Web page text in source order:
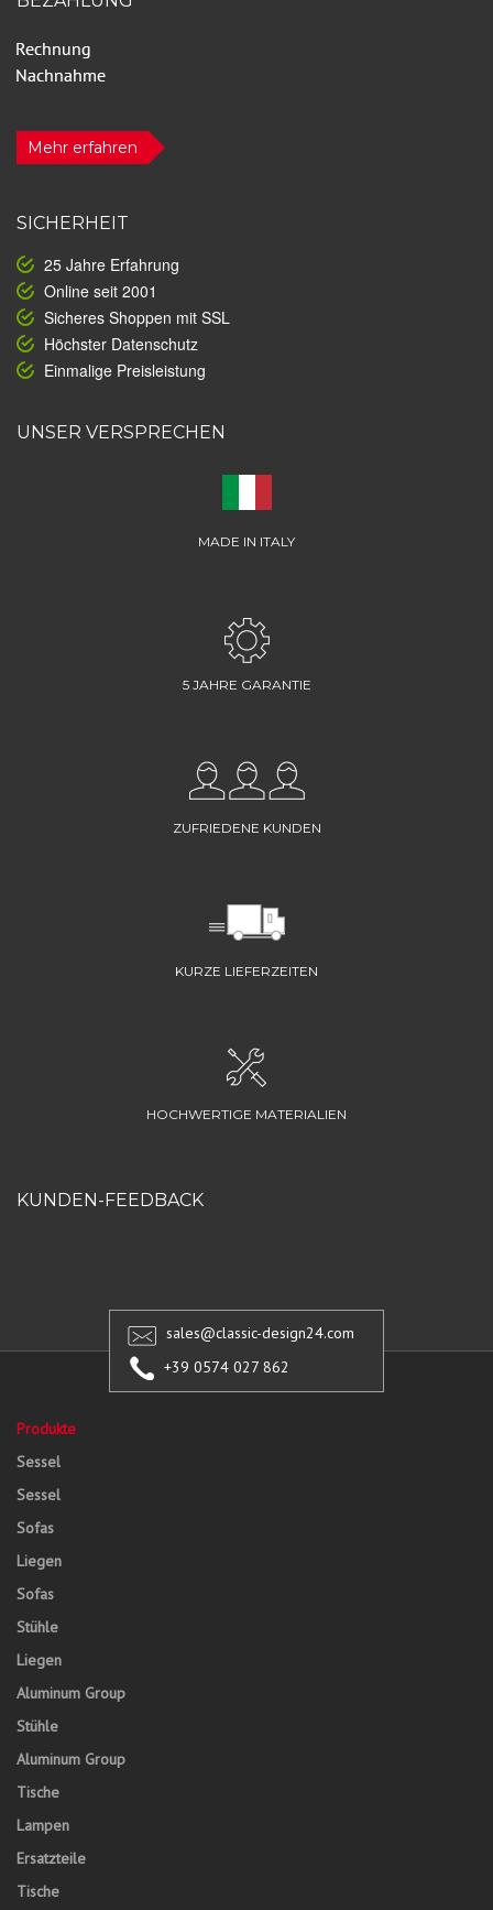
Mehr erfahren
SICHERHEIT
25 Jahre Erfahrung
Online seit 2001
Sicheres Shoppen mit SSL
Höchster Datenschutz
Einmalige Preisleistung
UNSER VERSPRECHEN
MADE IN ITALY
5 JAHRE GARANTIE
ZUFRIEDENE KUNDEN
KURZE LIEFERZEITEN
HOCHWERTIGE MATERIALIEN
KUNDEN-FEEDBACK
sales@classic-design24.com
+39 0574 027 862
Produkte
Sessel
Sessel
Sofas
Liegen
Sofas
Stühle
Liegen
Aluminum Group
Stühle
Aluminum Group
Tische
Lampen
Ersatzteile
Tische